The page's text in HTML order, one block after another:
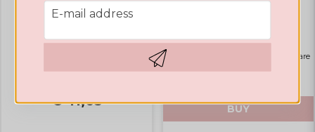
GEL POLISH
€ 41,65
Bästsäljare
€ 14,12
BUY
email
E-mail address